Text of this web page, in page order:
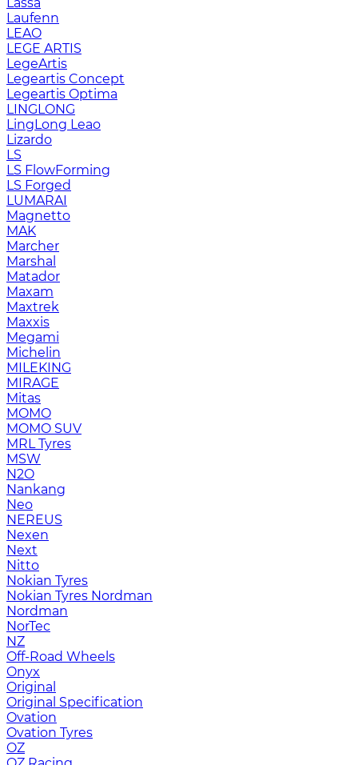
Laufenn
LEAO
LEGE ARTIS
LegeArtis
Legeartis Concept
Legeartis Optima
LINGLONG
LingLong Leao
Lizardo
LS
LS FlowForming
LS Forged
LUMARAI
Magnetto
MAK
Marcher
Marshal
Matador
Maxam
Maxtrek
Maxxis
Megami
Michelin
MILEKING
MIRAGE
Mitas
MOMO
MOMO SUV
MRL Tyres
MSW
N2O
Nankang
Neo
NEREUS
Nexen
Next
Nitto
Nokian Tyres
Nokian Tyres Nordman
Nordman
NorTec
NZ
Off-Road Wheels
Onyx
Original
Original Specification
Ovation
Ovation Tyres
OZ